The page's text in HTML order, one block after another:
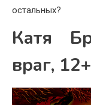
остальных?
Катя
враг, 12+